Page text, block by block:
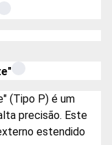
(Tipo P) é um
precisão. Este
estendido